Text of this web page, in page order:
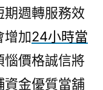
期週轉服務效
增加24小時當
惱價格誠信將
資金優質當舖